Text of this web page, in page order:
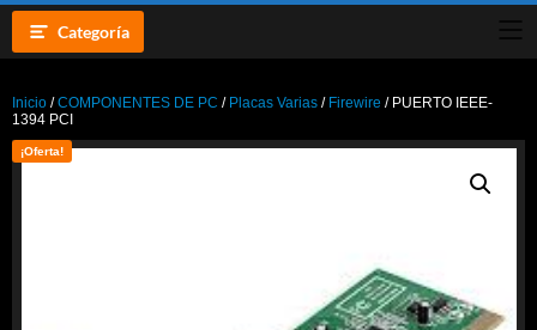
Categoría
Inicio /COMPONENTES DE PC / Placas Varias / Firewire / PUERTO IEEE-
1394 PCI
¡Oferta!